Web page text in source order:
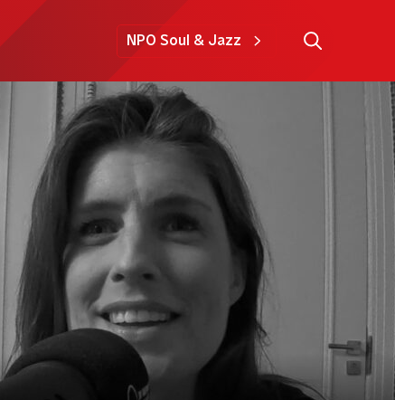
NPO Soul & Jazz